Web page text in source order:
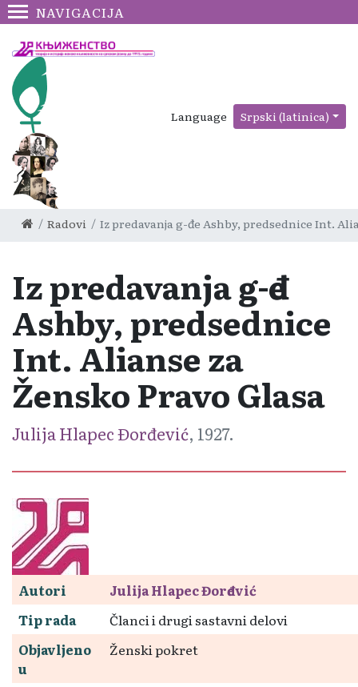
NAVIGACIJA
Language Srpski (latinica)
Radovi Iz predavanja g-đe Ashby, predsednice Int.
Iz predavanja g-đe
Ashby, predsednice
Int. Alianse za
Žensko Pravo Glasa
Julija Hlapec Đorđević, 1927.
Autori
Julija Hlapec Đorđević
Tip rada
Članci i drugi sastavni delovi
Objavljeno
u
Ženski pokret